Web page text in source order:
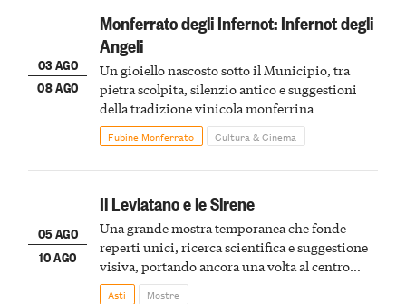
03 AGO
08 AGO
Monferrato degli Infernot: Infernot degli
Angeli
Un gioiello nascosto sotto il Municipio, tra
pietra scolpita, silenzio antico e suggestioni
della tradizione vinicola monferrina
Fubine Monferrato Cultura & Cinema
05 AGO
10 AGO
Il Leviatano e le Sirene
Una grande mostra temporanea che fonde
reperti unici, ricerca scientifica e suggestione
visiva, portando ancora una volta al centro
della scena le meraviglie del passato astigiano
Asti Mostre